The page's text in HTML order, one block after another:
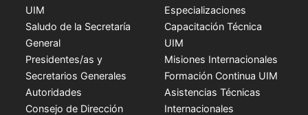
UIM
Saludo de la Secretaría
General
Presidentes/as y
Secretarios Generales
Autoridades
Consejo de Dirección
Especializaciones
Capacitación Técnica
UIM
Misiones Internacionales
Formación Continua UIM
Asistencias Técnicas
Internacionales